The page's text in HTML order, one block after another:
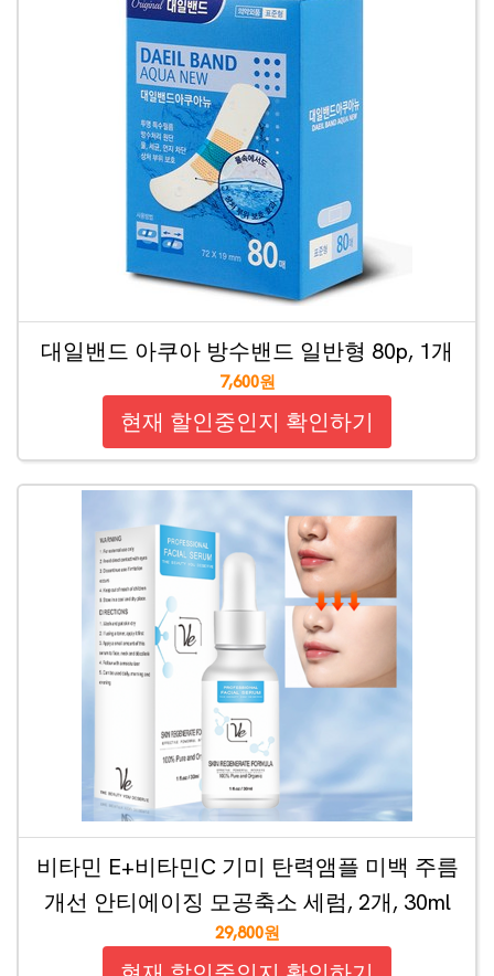
대일밴드 아쿠아 방수밴드 일반형 80p, 1개
7,600원
현재 할인중인지 확인하기
비타민 E+비타민C 기미 탄력앰플 미백 주름
개선 안티에이징 모공축소 세럼, 2개, 30ml
29,800원